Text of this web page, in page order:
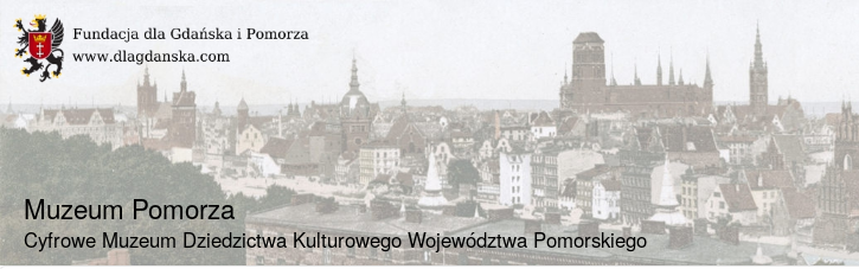
Muzeum Pomorza
Cyfrowe Muzeum Dziedzictwa Kulturowego Województwa Pomorskiego